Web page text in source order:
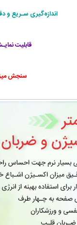
اندازه‌گیری سـریع و
قابلیت
سنجش